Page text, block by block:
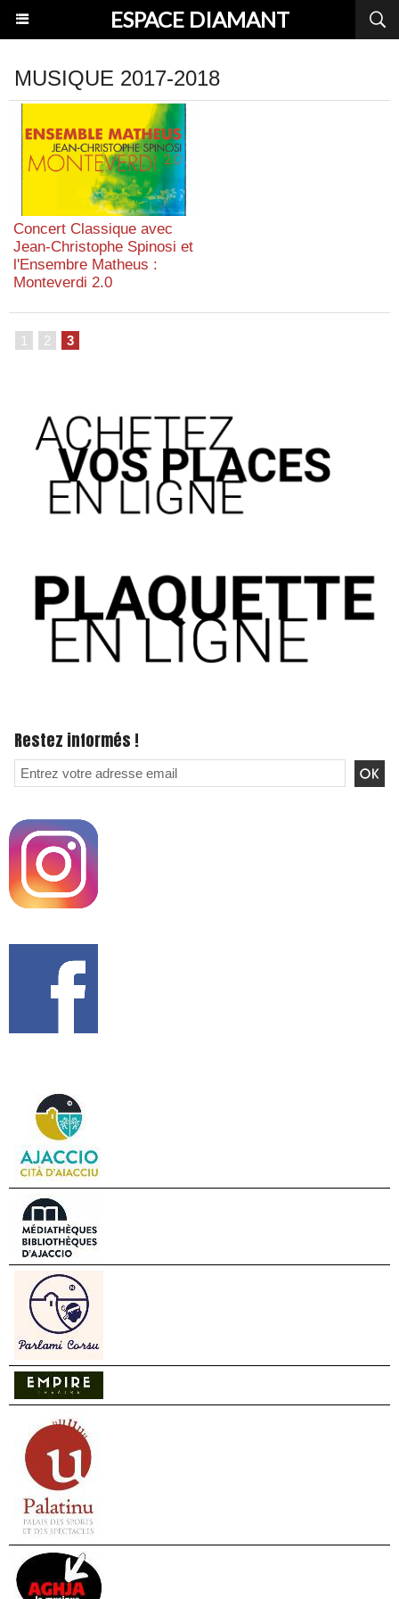
ESPACE DIAMANT
MUSIQUE 2017-2018
Concert Classique avec
Jean-Christophe Spinosi et
l'Ensembre Matheus :
Monteverdi 2.0
1 2 3
Restez informés !